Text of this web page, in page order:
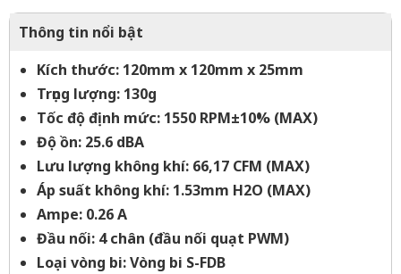
Thông tin nổi bật
Kích thước: 120mm x 120mm x 25mm
Trọng lượng: 130g
Tốc độ định mức: 1550 RPM±10% (MAX)
Độ ồn: 25.6 dBA
Lưu lượng không khí: 66,17 CFM (MAX)
Áp suất không khí: 1.53mm H2O (MAX)
Ampe: 0.26 A
Đầu nối: 4 chân (đầu nối quạt PWM)
Loại vòng bi: Vòng bi S-FDB